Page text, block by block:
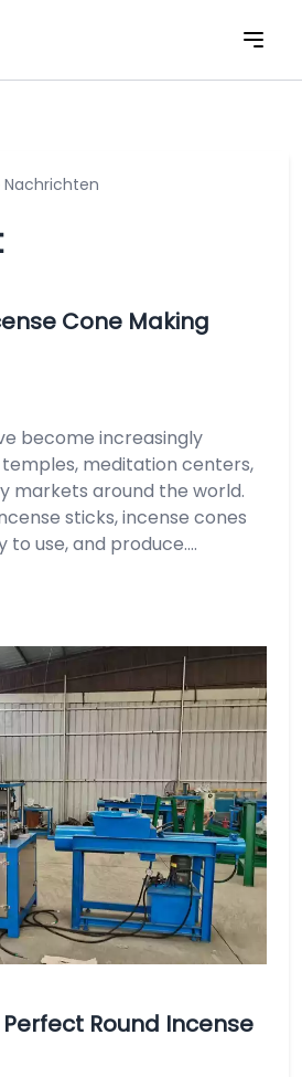
Nachrichten
Cone Making
become increasingly
meditation centers,
markets around the world.
sticks, incense cones
use, and produce....
Round Incense